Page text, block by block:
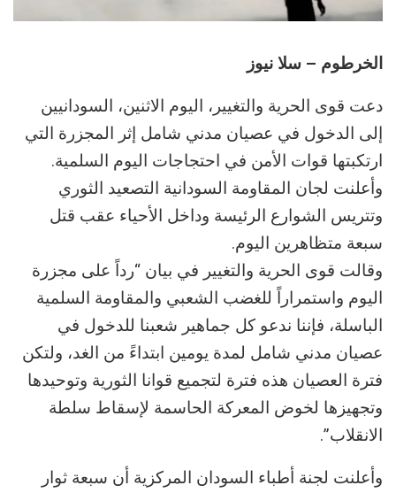
الخرطوم – سلا نيوز
دعت قوى الحرية والتغيير، اليوم الاثنين، السودانيين
إلى الدخول في عصيان مدني شامل إثر المجزرة التي
ارتكبتها قوات الأمن في احتجاجات اليوم السلمية.
وأعلنت لجان المقاومة السودانية التصعيد الثوري
وتتريس الشوارع الرئيسة وداخل الأحياء عقب قتل
سبعة متظاهرين اليوم.
وقالت قوى الحرية والتغيير في بيان “رداً على مجزرة
اليوم واستمراراً للغضب الشعبي والمقاومة السلمية
الباسلة، فإننا ندعو كل جماهير شعبنا للدخول في
عصيان مدني شامل لمدة يومين ابتداءً من الغد، ولتكن
فترة العصيان هذه فترة لتجميع قوانا الثورية وتوحيدها
وتجهيزها لخوض المعركة الحاسمة لإسقاط سلطة
الانقلاب”.
وأعلنت لجنة أطباء السودان المركزية أن سبعة ثوار